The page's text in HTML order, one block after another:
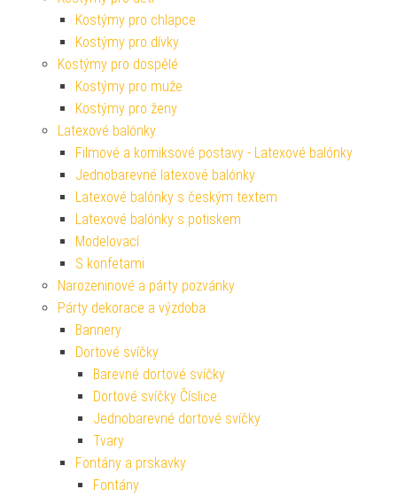
Kostýmy pro chlapce
Kostýmy pro dívky
Kostýmy pro dospělé
Kostýmy pro muže
Kostýmy pro ženy
Latexové balónky
Filmové a komiksové postavy - Latexové balónky
Jednobarevné latexové balónky
Latexové balónky s českým textem
Latexové balónky s potiskem
Modelovací
S konfetami
Narozeninové a párty pozvánky
Párty dekorace a výzdoba
Bannery
Dortové svíčky
Barevné dortové svíčky
Dortové svíčky Číslice
Jednobarevné dortové svíčky
Tvary
Fontány a prskavky
Fontány